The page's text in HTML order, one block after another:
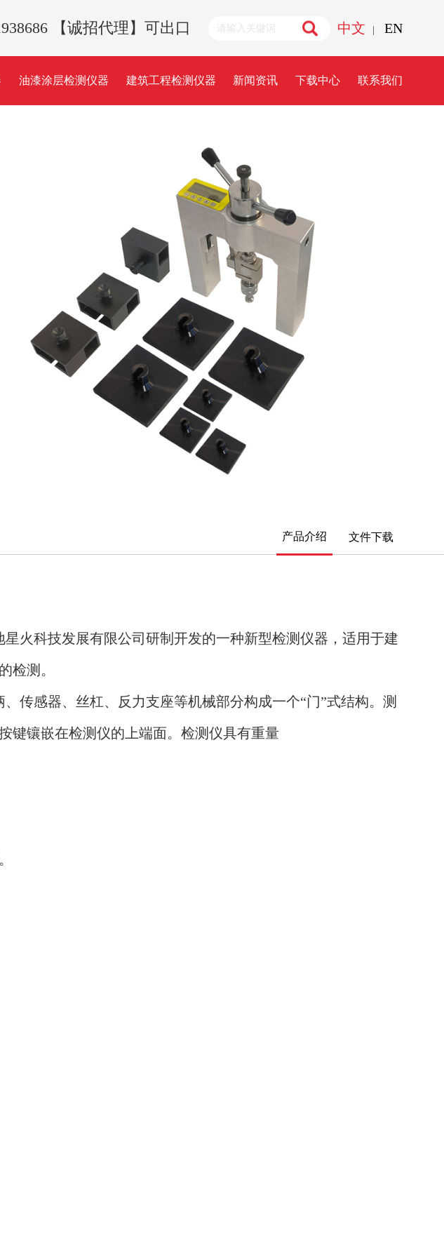
中文 EN
【诚招代理】可出口
油漆涂层检测仪器 建筑工程检测仪器 新闻资讯 下载中心 联系我们
产品介绍 文件下载
火科技发展有限公司研制开发的一种新型检测仪器，适用于建
检测。
传感器、丝杠、反力支座等机械部分构成一个“门”式结构。测
键镶嵌在检测仪的上端面。检测仪具有重量